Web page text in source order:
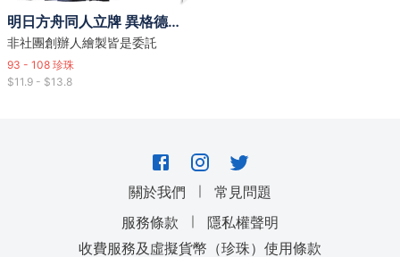
明日方舟同人立牌 異格德克薩斯、能天使、凱爾希、史爾特爾、雙狼組、濁心斯卡蒂、水陳(多作者)
非社團創辦人繪製皆是委託
93 - 108 珍珠
$11.9 - $13.8
關於我們 ｜
常見問題
服務條款
｜
隱私權聲明
收費服務及虛擬貨幣（珍珠）使用條款